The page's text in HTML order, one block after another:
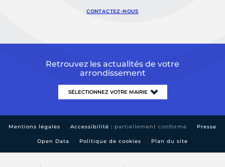
CONTACTEZ-NOUS
Retrouvez les actualités de votre
arrondissement
Mentions légales Accessibilité : partiellement conforme Presse
Open Data Politique de cookies Plan du site